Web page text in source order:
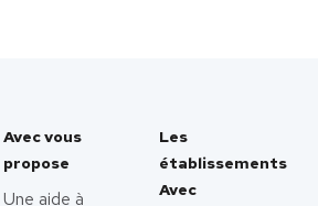
Avec vous
propose
Une aide à
Les
établissements
Avec